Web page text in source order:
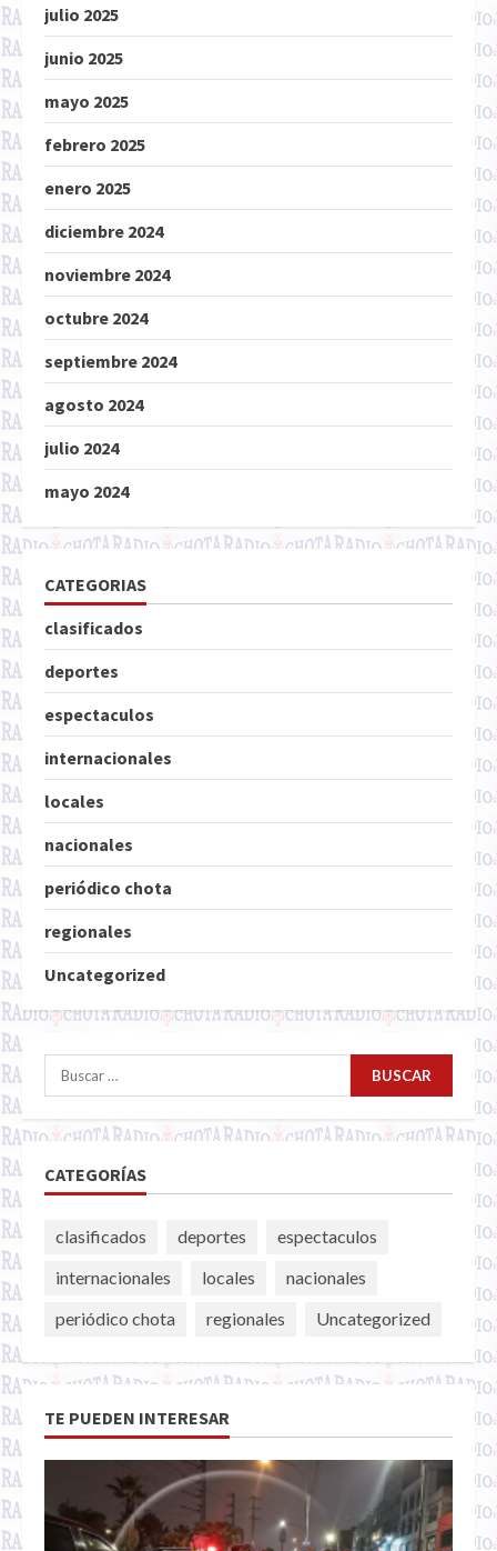
julio 2025
junio 2025
mayo 2025
febrero 2025
enero 2025
diciembre 2024
noviembre 2024
octubre 2024
septiembre 2024
agosto 2024
julio 2024
mayo 2024
CATEGORIAS
clasificados
deportes
espectaculos
internacionales
locales
nacionales
periódico chota
regionales
Uncategorized
Buscar:
CATEGORÍAS
clasificados deportes
espectaculos
internacionales
locales
nacionales
periódico chota
regionales Uncategorized
TE PUEDEN INTERESAR